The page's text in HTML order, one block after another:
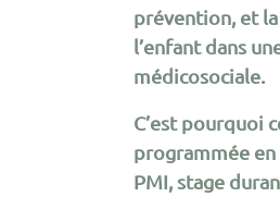
prévention, et
l’enfant dans
médicosociale.
C’est pourquoi
programmée
PMI, stage